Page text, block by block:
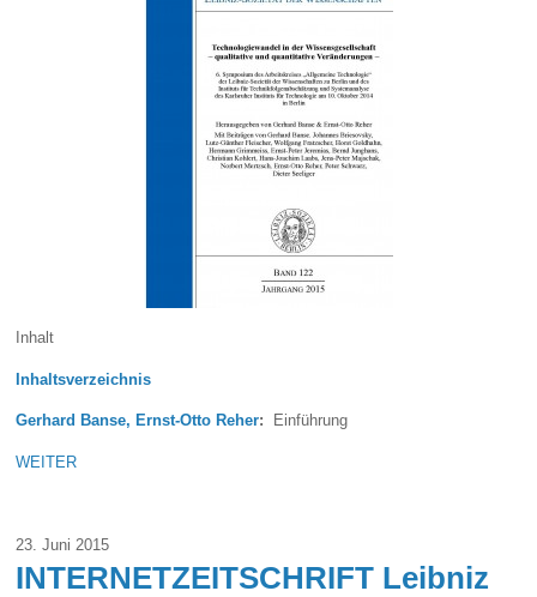
Inhalt
Inhaltsverzeichnis
Gerhard Banse, Ernst-Otto Reher: Einführung
WEITER
23. Juni 2015
INTERNETZEITSCHRIFT Leibniz